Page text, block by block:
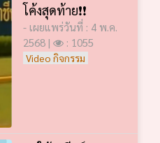
โค้งสุดท้าย❗️❗️
- เผยแพร่วันที่ : 4 พ.ค.
2568 |
: 1055
Video กิจกรรม